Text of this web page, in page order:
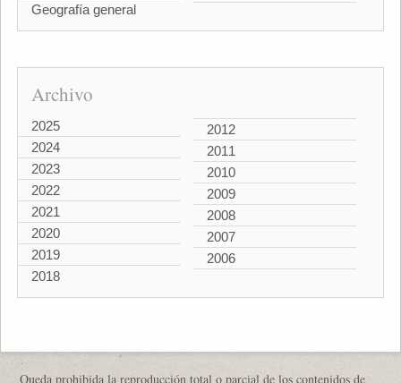
Geografía general
Archivo
2025
2024
2023
2022
2021
2020
2019
2018
2012
2011
2010
2009
2008
2007
2006
Queda prohibida la reproducción total o parcial de los contenidos de